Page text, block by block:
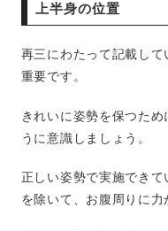
上半身の位置
再三にわたって記載し
重要です。
きれいに姿勢を保つた
うに意識しましょう。
正しい姿勢で実施でき
を除いて、お腹周りに力